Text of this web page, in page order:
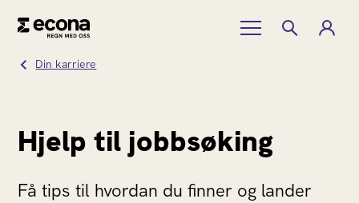
Din karriere
Hjelp til jobbsøking
Få tips til hvordan du finner og lander